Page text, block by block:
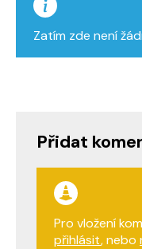
Zatím zde není
Přidat
Pro vložení
přihlásit, nebo